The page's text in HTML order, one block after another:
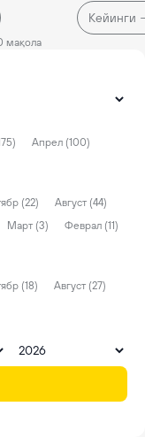
Кейинги
мақола
Апрел (100)
(22)
Август (44)
Март (3)
Феврал (11)
(18)
Август (27)